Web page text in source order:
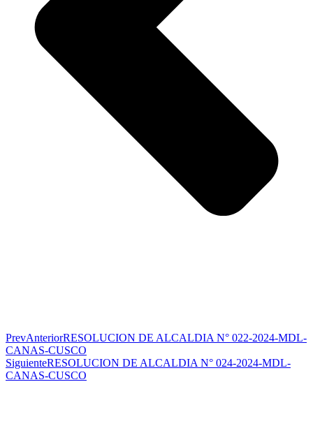
PrevAnteriorRESOLUCION DE ALCALDIA N° 022-2024-MDL-
CANAS-CUSCO
SiguienteRESOLUCION DE ALCALDIA N° 024-2024-MDL-
CANAS-CUSCO